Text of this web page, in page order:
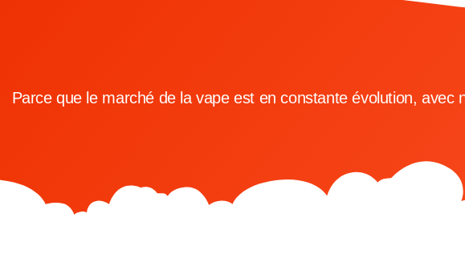
Parce que le marché de la vape est en constante évolution,